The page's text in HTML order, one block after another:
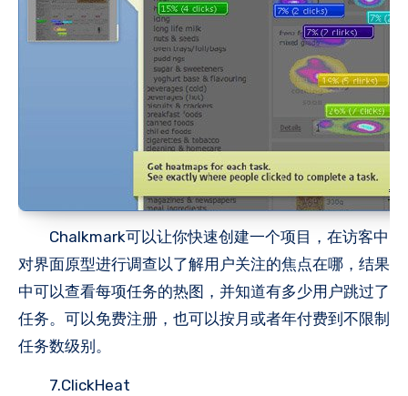
Chalkmark可以让你快速创建一个项目，在访客中
对界面原型进行调查以了解用户关注的焦点在哪，结果
中可以查看每项任务的热图，并知道有多少用户跳过了
任务。可以免费注册，也可以按月或者年付费到不限制
任务数级别。
7.ClickHeat